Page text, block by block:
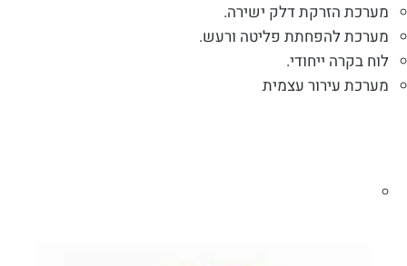
מערכת הזרקת דלק ישירה.
מערכת להפחתת פליטה ורעש.
לוח בקרה ייחודי.
מערכת עירור עצמית